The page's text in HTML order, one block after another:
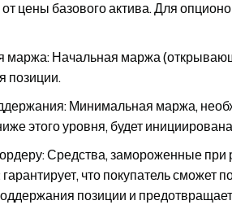
от цены базового актива. Для
маржа: Начальная маржа
позиции.
: Минимальная маржа,
этого уровня, будет
: Средства, замороженные при
что покупатель сможет
позиции и